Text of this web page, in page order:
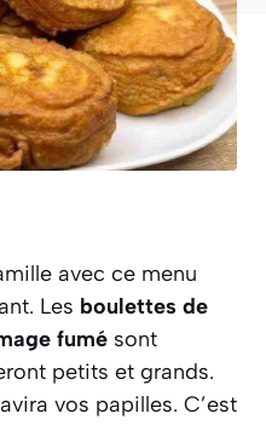
avec ce menu
Les boulettes de
fumé sont
petits et grands.
vos papilles. C’est